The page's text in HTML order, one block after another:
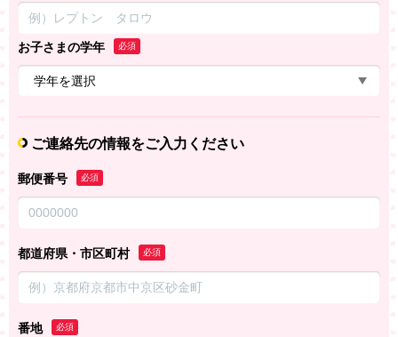
お子さまの学年 必須
ご連絡先の情報をご入力ください
郵便番号 必須
都道府県・市区町村 必須
番地 必須